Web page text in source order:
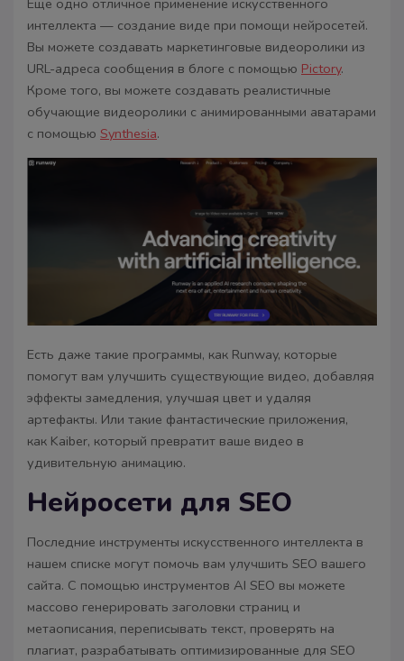
Еще одно отличное применение искусственного
интеллекта — создание виде при помощи нейросетей.
Вы можете создавать маркетинговые видеоролики из
URL-адреса сообщения в блоге с помощью Pictory.
Кроме того, вы можете создавать реалистичные
обучающие видеоролики с анимированными аватарами
с помощью Synthesia.
Есть даже такие программы, как Runway, которые
помогут вам улучшить существующие видео, добавляя
эффекты замедления, улучшая цвет и удаляя
артефакты. Или такие фантастические приложения,
как Kaiber, который превратит ваше видео в
удивительную анимацию.
Нейросети для SEO
Последние инструменты искусственного интеллекта в
нашем списке могут помочь вам улучшить SEO вашего
сайта. С помощью инструментов AI SEO вы можете
массово генерировать заголовки страниц и
метаописания, переписывать текст, проверять на
плагиат, разрабатывать оптимизированные для SEO